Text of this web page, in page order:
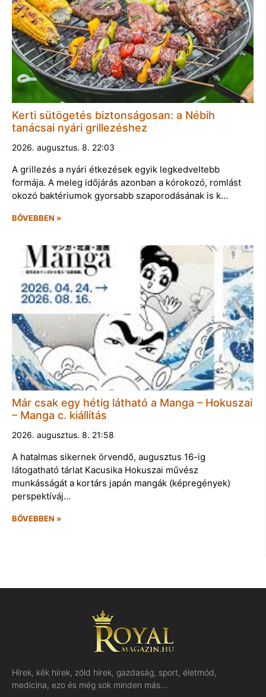
Kerti sütögetés biztonságosan: a Nébih
tanácsai nyári grillezéshez
2026. augusztus. 8. 22:03
A grillezés a nyári étkezések egyik legkedveltebb
formája. A meleg időjárás azonban a kórokozó, romlást
okozó baktériumok gyorsabb szaporodásának is k…
BŐVEBBEN »
Már csak egy hétig látható a Manga – Hokuszai
– Manga c. kiállítás
2026. augusztus. 8. 21:58
A hatalmas sikernek örvendő, augusztus 16-ig
látogatható tárlat Kacusika Hokuszai művész
munkásságát a kortárs japán mangák (képregények)
perspektíváj…
BŐVEBBEN »
Hírek, kék hírek, zöld hírek, gazdaság, sport, életmód,
medicina, ezo és még sok minden más…